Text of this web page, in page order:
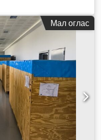
Мал оглас